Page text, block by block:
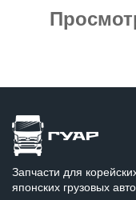
Запчасти для
японских грузовых